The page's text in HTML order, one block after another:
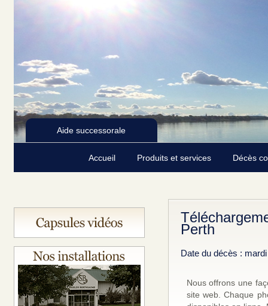
Aide successorale
Accueil Produits et services Décès
Perth
Date du décès :
Nous offrons une
site web. Chaque